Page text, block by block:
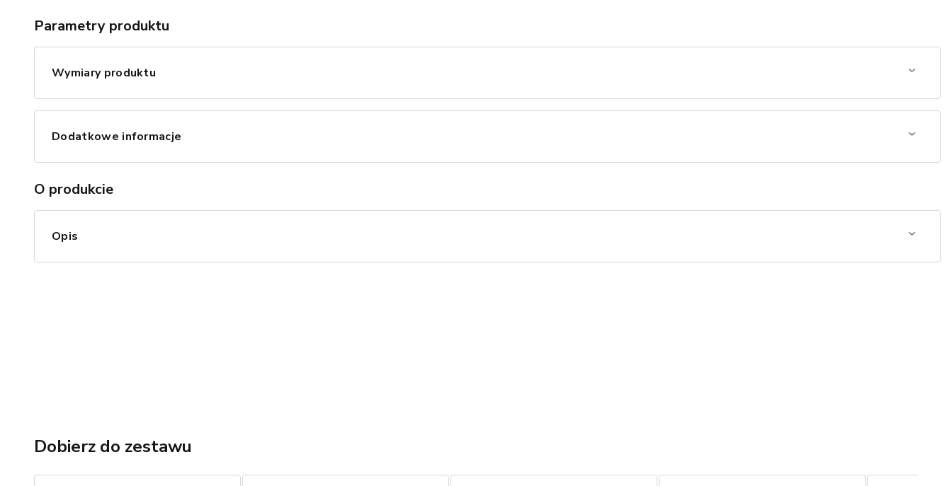
Parametry produktu
Wymiary produktu
Dodatkowe informacje
O produkcie
Opis
Dobierz do zestawu